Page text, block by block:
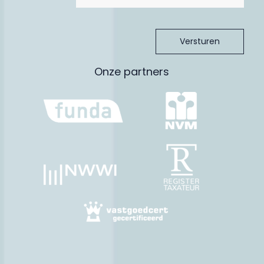
ruimte is volledig geisoleerd en gestuct aan de binnenzijde;
– Zeer centraal gelegen t.o.v. van de dorpskern van Aalst
(Winkelcentrum Den Hof) en grote bedrijven uit de regio zoals
De woning is zeer centraal gelegen t.o.v. de dorpskern van
Aalst, het wegennet en het centrum van Eindhoven. Binnen
enkele minuten bent u waar u wilt zijn.
allerlei voorzieningen die u kunnen voorzien in de dagelijkse
behoeften zoals een supermarkt, bakker, slager, drogist e.d. De
dorpskern ligt op loopafstand.
Heeft u kinderen? Dan liggen diverse basisscholen op
zijn er ook voldoende. De woning ligt in een kindvriendelijke en
bosrijke omgeving. Binnen enkele minuten wandel je in het
Onze partners